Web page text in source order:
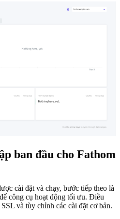
ban đầu cho Fathom
cài đặt và chạy, bước tiếp theo là
công cụ hoạt động tối ưu. Điều
và tùy chỉnh các cài đặt cơ bản.